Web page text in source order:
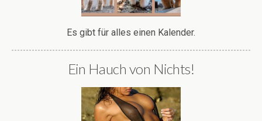
Es gibt für alles einen Kalender.
Ein Hauch von Nichts!